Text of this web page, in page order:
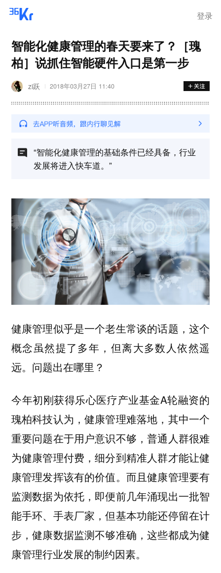
登录
智能化健康管理的春天要来了？［瑰
柏］说抓住智能硬件入口是第一步
zi跃 2018年03月27日 11:40
“智能化健康管理的基础条件已经具备，行业
发展将进入快车道。”
健康管理似乎是一个老生常谈的话题，这个
概念虽然提了多年，但离大多数人依然遥
远。问题出在哪里？
今年初刚获得乐心医疗产业基金A轮融资的
瑰柏科技认为，健康管理难落地，其中一个
重要问题在于用户意识不够，普通人群很难
为健康管理付费，细分到精准人群才能让健
康管理发挥该有的价值。而且健康管理要有
监测数据为依托，即便前几年涌现出一批智
能手环、手表厂家，但基本功能还停留在计
步，健康数据监测不够准确，这些都成为健
康管理行业发展的制约因素。